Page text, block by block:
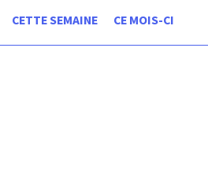
CETTE SEMAINE CE MOIS-CI